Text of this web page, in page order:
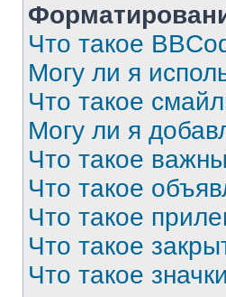
Что такое
Могу ли я
Что такое
Могу ли я
Что такое
Что такое
Что такое
Что такое
Что такое